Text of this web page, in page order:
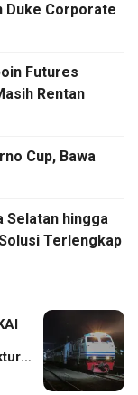
Duke Corporate
Futures
Rentan
Cup, Bawa
Selatan hingga
Terlengkap